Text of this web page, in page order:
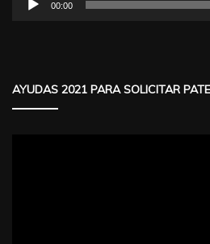
00:00
AYUDAS 2021 PARA SOLICITAR